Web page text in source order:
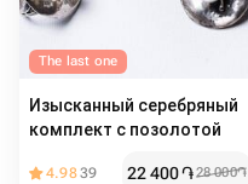
The last one
Изысканный серебряный
комплект с позолотой
4.9839 22 400֏28 000֏